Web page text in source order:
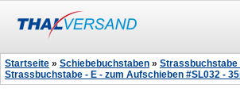
Startseite » Schiebebuchstaben » Strassbuchstabe
Strassbuchstabe - E - zum Aufschieben #SL032 -